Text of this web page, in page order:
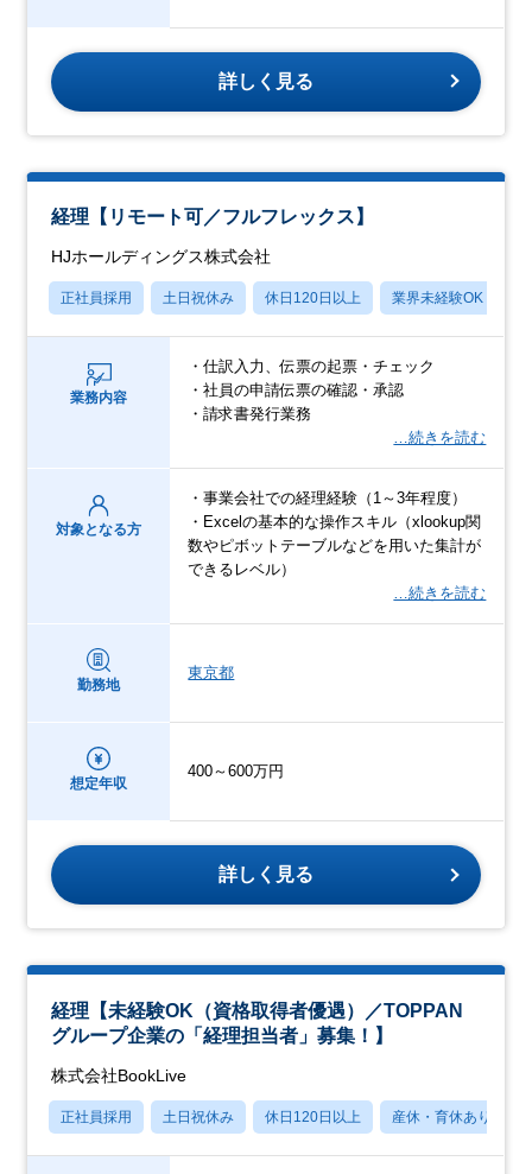
詳しく見る
経理【リモート可／フルフレックス】
HJホールディングス株式会社
正社員採用 土日祝休み 休日120日以上 業界未経験OK
業務内容
・仕訳入力、伝票の起票・チェック
・社員の申請伝票の確認・承認
・請求書発行業務
…続きを読む
対象となる方
・事業会社での経理経験（1～3年程度）
・Excelの基本的な操作スキル（xlookup関
数やピボットテーブルなどを用いた集計が
できるレベル）
…続きを読む
勤務地
東京都
想定年収
400～600万円
詳しく見る
経理【未経験OK（資格取得者優遇）／TOPPAN
グループ企業の「経理担当者」募集！】
株式会社BookLive
正社員採用 土日祝休み 休日120日以上 産休・育休あり